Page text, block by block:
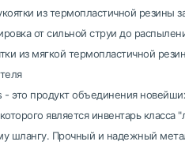
из термопластичной резины
от сильной струи до
из мягкой термопластичной
- это продукт объединения
является инвентарь
шлангу. Прочный и надежный